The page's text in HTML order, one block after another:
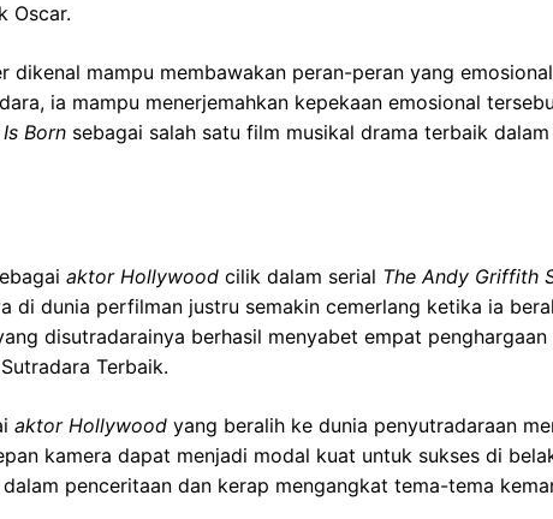
Oscar.
dikenal mampu membawakan peran-peran yang
ia mampu menerjemahkan kepekaan emosional
Born sebagai salah satu film musikal drama terbaik
aktor Hollywood cilik dalam serial The Andy Griffith
di dunia perfilman justru semakin cemerlang ketika ia
disutradarainya berhasil menyabet empat penghargaan
Terbaik.
aktor Hollywood yang beralih ke dunia penyutradaraan
kamera dapat menjadi modal kuat untuk sukses di
penceritaan dan kerap mengangkat tema-tema